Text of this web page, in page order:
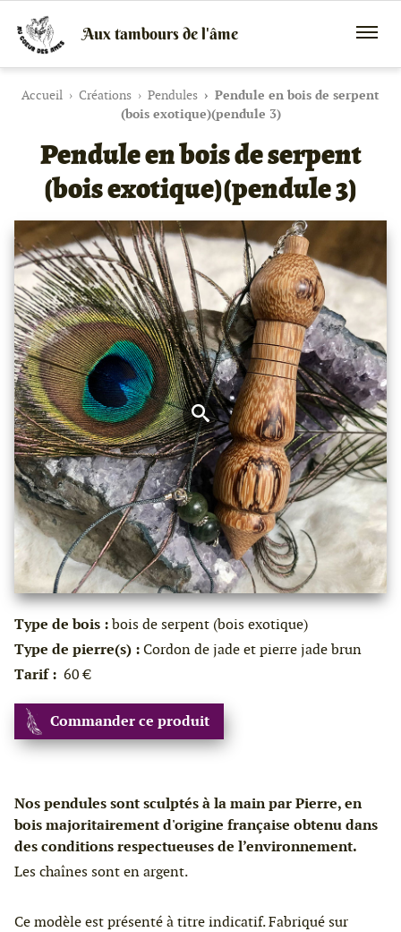
Aux tambours de l'âme
de
chamaniques,
peaux
et
bois
et
peintures
canalisées,
soins
énergétiques,
stages
Accueil Créations Pendules
Pendule en bois de serpent
(bois exotique)(pendule 3)
Pendule en bois de serpent
(bois exotique)(pendule 3)
Type de bois :bois de serpent (bois exotique)
Type de pierre(s) :Cordon de jade et pierre jade brun
Tarif : 60 €
Commander ce produit
Nos pendules sont sculptés à la main par Pierre, en
bois majoritairement d'origine française obtenu dans
des conditions respectueuses de l’environnement.
Les chaînes sont en argent.
Ce modèle est présenté à titre indicatif. Fabriqué sur